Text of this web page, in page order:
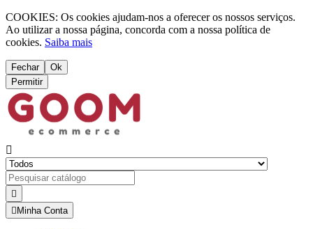
COOKIES: Os cookies ajudam-nos a oferecer os nossos serviços.
Ao utilizar a nossa página, concorda com a nossa política de
cookies. Saiba mais
Fechar
Ok
Permitir


 Minha Conta